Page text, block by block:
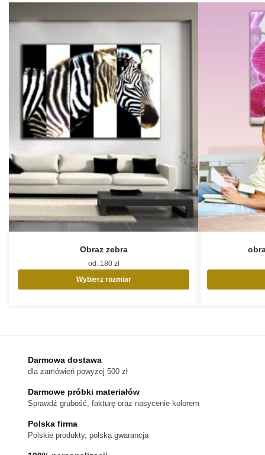
Obraz zebra
od: 180 zł
Wybierz rozmiar
wybrać
stronie
produktu
Darmowa dostawa
dla zamówień powyżej 500 zł
Darmowe próbki materiałów
Sprawdź grubość, fakturę oraz nasycenie kolorem
Polska firma
Polskie produkty, polska gwarancja